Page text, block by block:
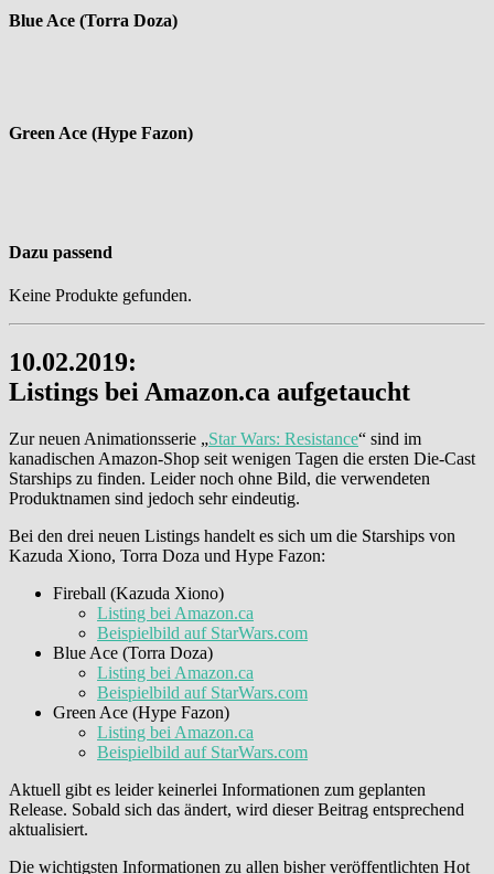
Blue Ace (Torra Doza)
Green Ace (Hype Fazon)
Dazu passend
Keine Produkte gefunden.
10.02.2019:
Listings bei Amazon.ca aufgetaucht
Zur neuen Animationsserie „Star Wars: Resistance“ sind im
kanadischen Amazon-Shop seit wenigen Tagen die ersten Die-Cast
Starships zu finden. Leider noch ohne Bild, die verwendeten
Produktnamen sind jedoch sehr eindeutig.
Bei den drei neuen Listings handelt es sich um die Starships von
Kazuda Xiono, Torra Doza und Hype Fazon:
Fireball (Kazuda Xiono)
Listing bei Amazon.ca
Beispielbild auf StarWars.com
Blue Ace (Torra Doza)
Listing bei Amazon.ca
Beispielbild auf StarWars.com
Green Ace (Hype Fazon)
Listing bei Amazon.ca
Beispielbild auf StarWars.com
Aktuell gibt es leider keinerlei Informationen zum geplanten
Release. Sobald sich das ändert, wird dieser Beitrag entsprechend
aktualisiert.
Die wichtigsten Informationen zu allen bisher veröffentlichten Hot